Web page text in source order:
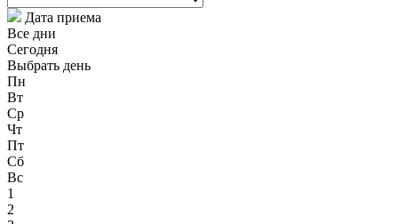
Дата приема
Все дни
Сегодня
Выбрать день
Пн
Вт
Ср
Чт
Пт
Сб
Вс
1
2